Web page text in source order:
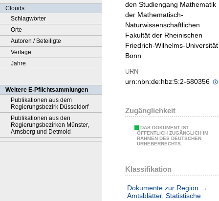
Clouds
Schlagwörter
Orte
Autoren / Beteiligte
Verlage
Jahre
Weitere E-Pflichtsammlungen
Publikationen aus dem
Regierungsbezirk Düsseldorf
Publikationen aus den
Regierungsbezirken Münster,
Arnsberg und Detmold
den Studiengang Mathematik
der Mathematisch-
Naturwissenschaftlichen
Fakultät der Rheinischen
Friedrich-Wilhelms-Universität
Bonn
URN
urn:nbn:de:hbz:5:2-580356
Zugänglichkeit
DAS DOKUMENT IST
ÖFFENTLICH ZUGÄNGLICH IM
RAHMEN DES DEUTSCHEN
URHEBERRECHTS.
Klassifikation
Dokumente zur Region →
Amtsblätter. Statistische